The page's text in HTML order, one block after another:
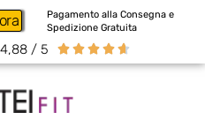
Pagamento alla Consegna e
Spedizione Gratuita
/ 5     